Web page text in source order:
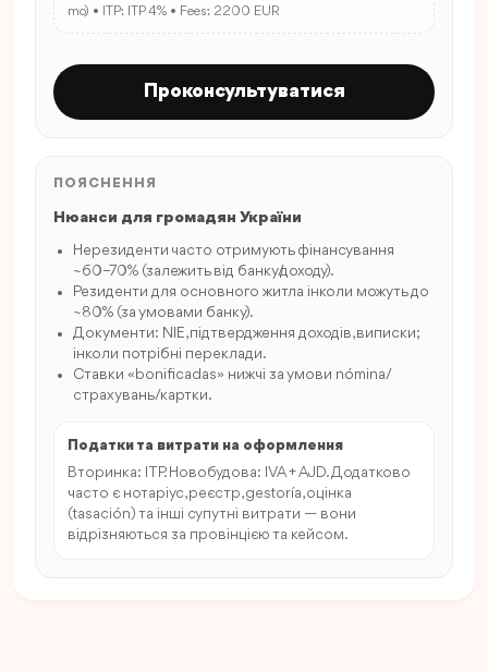
mo) • ITP: ITP 4% • Fees: 2200 EUR
Проконсультуватися
ПОЯСНЕННЯ
Нюанси для громадян України
Нерезиденти часто отримують фінансування
~60–70% (залежить від банку/доходу).
Резиденти для основного житла інколи можуть до
~80% (за умовами банку).
Документи: NIE, підтвердження доходів, виписки;
інколи потрібні переклади.
Ставки «bonificadas» нижчі за умови nómina/
страхувань/картки.
Податки та витрати на оформлення
Вторинка: ITP. Новобудова: IVA + AJD. Додатково
часто є нотаріус, реєстр, gestoría, оцінка
(tasación) та інші супутні витрати — вони
відрізняються за провінцією та кейсом.